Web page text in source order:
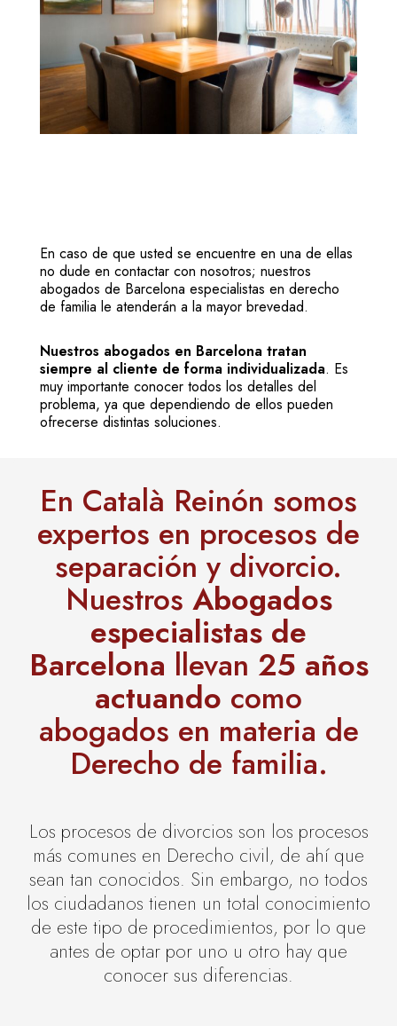
En caso de que usted se encuentre en una de ellas
no dude en contactar con nosotros; nuestros
abogados de Barcelona especialistas en derecho
de familia le atenderán a la mayor brevedad.
Nuestros abogados en Barcelona tratan
siempre al cliente de forma individualizada. Es
muy importante conocer todos los detalles del
problema, ya que dependiendo de ellos pueden
ofrecerse distintas soluciones.
En Català Reinón somos
expertos en procesos de
separación y divorcio.
Nuestros Abogados
especialistas de
Barcelona llevan 25 años
actuando como
abogados en materia de
Derecho de familia.
Los procesos de divorcios son los procesos
más comunes en Derecho civil, de ahí que
sean tan conocidos. Sin embargo, no todos
los ciudadanos tienen un total conocimiento
de este tipo de procedimientos, por lo que
antes de optar por uno u otro hay que
conocer sus diferencias.